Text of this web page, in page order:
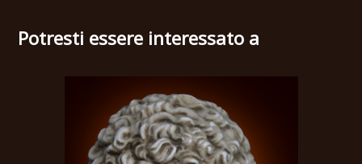
Potresti essere interessato a